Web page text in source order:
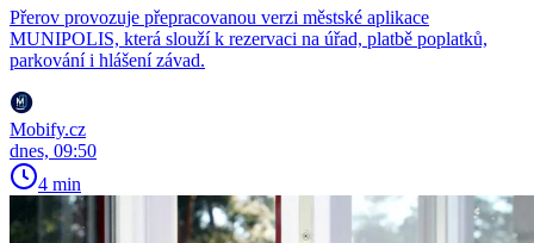
Přerov provozuje přepracovanou verzi městské aplikace
MUNIPOLIS, která slouží k rezervaci na úřad, platbě poplatků,
parkování i hlášení závad.
Mobify.cz
dnes, 09:50
4 min